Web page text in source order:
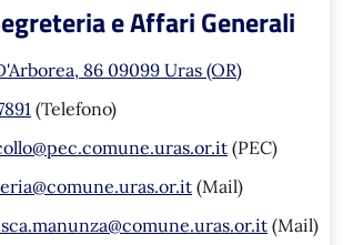
e Affari Generali
86 09099 Uras (OR)
(Telefono)
(PEC)
(Mail)
(Mail)